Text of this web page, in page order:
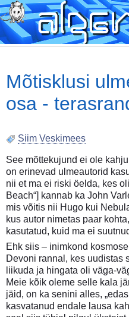
Skip
to
main
content
Mõtisklusi
osa -
Siim Veskimees
See mõttekujund ei ole
on erinevad ulmeautorid
nii et ma ei riski öelda, kes
Beach“] kannab ka John
mis võitis nii Hugo kui
kus autor nimetas paar
kasutatud, kuid ma ei
Ehk siis – inimkond
Devoni rannal, kes uudistas
liikuda ja hingata oli väga-
Meie kõik oleme selle kala
jäid, on ka senini alles,
kasvatanud endale lausa